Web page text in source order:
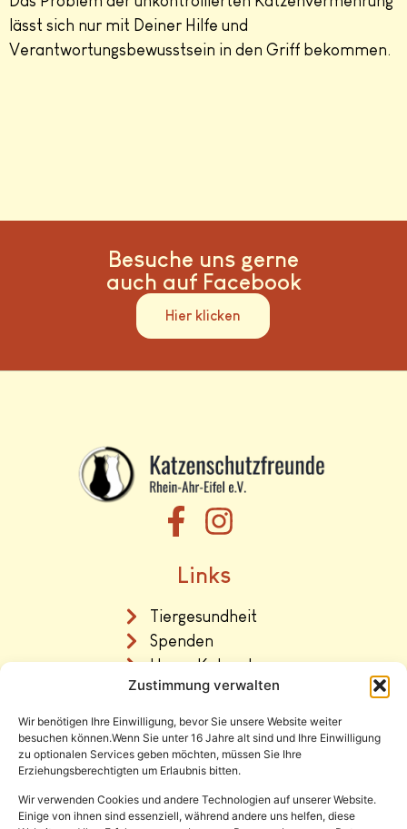
Zustimmung verwalten
Wir benötigen Ihre Einwilligung, bevor Sie unsere Website weiter
besuchen können.Wenn Sie unter 16 Jahre alt sind und Ihre Einwilligung
zu optionalen Services geben möchten, müssen Sie Ihre
Erziehungsberechtigten um Erlaubnis bitten.
Wir verwenden Cookies und andere Technologien auf unserer Website.
Einige von ihnen sind essenziell, während andere uns helfen, diese
lässt sich nur mit Deiner Hilfe und
Verantwortungsbewusstsein in den Griff bekommen.
Besuche uns gerne
auch auf Facebook
Hier klicken
Links
Tiergesundheit
Spenden
Unser Katzenhaus
Vermittlung
Rechtliches
Impressum
Datenschutz
Satzung